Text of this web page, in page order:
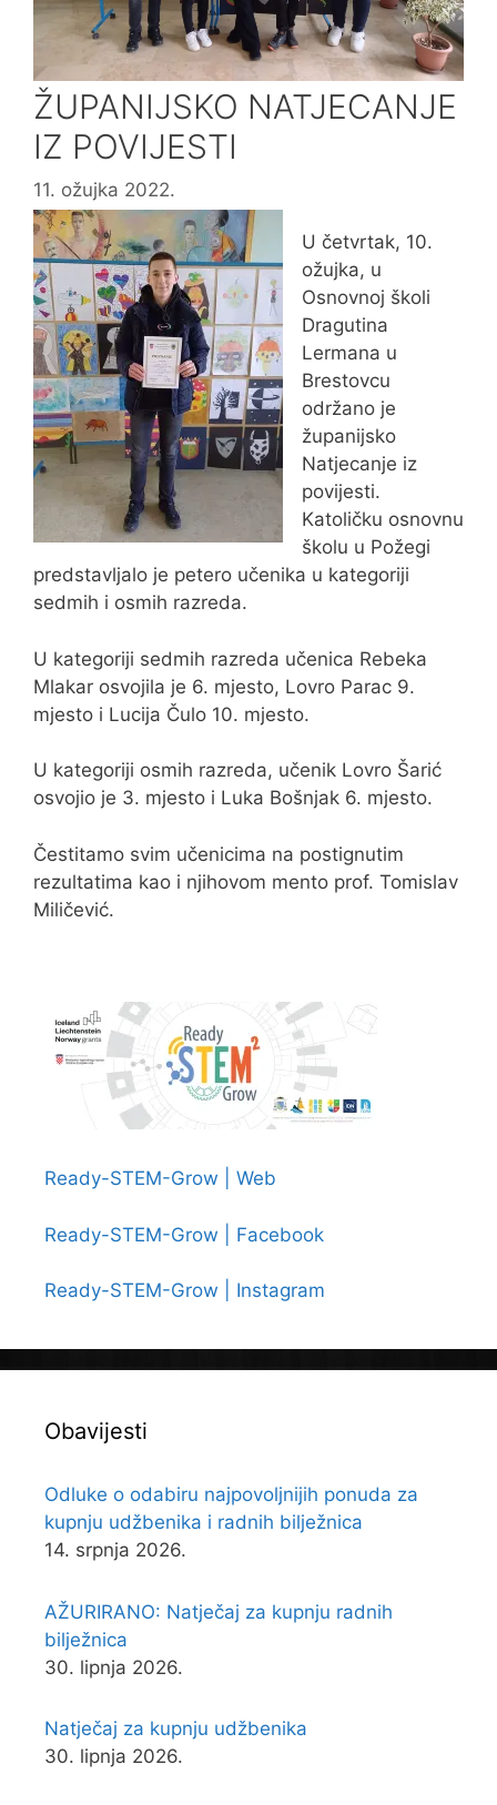
ŽUPANIJSKO NATJECANJE
IZ POVIJESTI
11. ožujka 2022.
U četvrtak, 10.
ožujka, u
Osnovnoj školi
Dragutina
Lermana u
Brestovcu
održano je
županijsko
Natjecanje iz
povijesti.
Katoličku osnovnu
školu u Požegi
predstavljalo je petero učenika u kategoriji
sedmih i osmih razreda.
U kategoriji sedmih razreda učenica Rebeka
Mlakar osvojila je 6. mjesto, Lovro Parac 9.
mjesto i Lucija Čulo 10. mjesto.
U kategoriji osmih razreda, učenik Lovro Šarić
osvojio je 3. mjesto i Luka Bošnjak 6. mjesto.
Čestitamo svim učenicima na postignutim
rezultatima kao i njihovom mento prof. Tomislav
Miličević.
Ready-STEM-Grow | Web
Ready-STEM-Grow | Facebook
Ready-STEM-Grow | Instagram
Obavijesti
Odluke o odabiru najpovoljnijih ponuda za
kupnju udžbenika i radnih bilježnica
14. srpnja 2026.
AŽURIRANO: Natječaj za kupnju radnih
bilježnica
30. lipnja 2026.
Natječaj za kupnju udžbenika
30. lipnja 2026.